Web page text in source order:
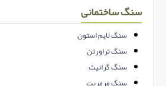
سنگ ساختمانی
سنگ لایم استون
سنگ تراورتن
سنگ گرانیت
سنگ مرمریت